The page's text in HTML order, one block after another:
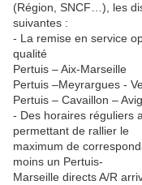
(Région, SNCF…), les
suivantes :
- La remise en service
qualité
Pertuis – Aix-Marseille
Pertuis –Meyrargues -
Pertuis – Cavaillon –
- Des horaires réguliers
permettant de rallier le
maximum de
moins un Pertuis-
Marseille directs A/R